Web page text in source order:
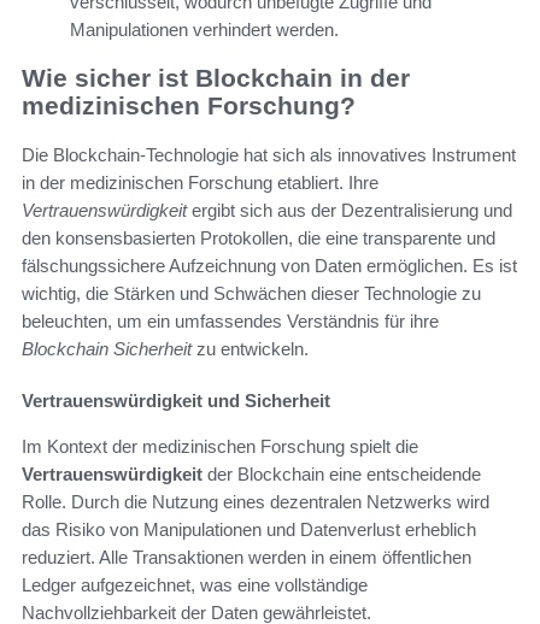
Manipulationen verhindert werden.
Wie sicher ist Blockchain in der
medizinischen Forschung?
Die Blockchain-Technologie hat sich als innovatives Instrument
in der medizinischen Forschung etabliert. Ihre
Vertrauenswürdigkeitergibt sich aus der Dezentralisierung und
den konsensbasierten Protokollen, die eine transparente und
fälschungssichere Aufzeichnung von Daten ermöglichen. Es ist
wichtig, die Stärken und Schwächen dieser Technologie zu
beleuchten, um ein umfassendes Verständnis für ihre
Blockchain Sicherheitzu entwickeln.
Vertrauenswürdigkeit und Sicherheit
Im Kontext der medizinischen Forschung spielt die
Vertrauenswürdigkeit der Blockchain eine entscheidende
Rolle. Durch die Nutzung eines dezentralen Netzwerks wird
das Risiko von Manipulationen und Datenverlust erheblich
reduziert. Alle Transaktionen werden in einem öffentlichen
Ledger aufgezeichnet, was eine vollständige
Nachvollziehbarkeit der Daten gewährleistet.